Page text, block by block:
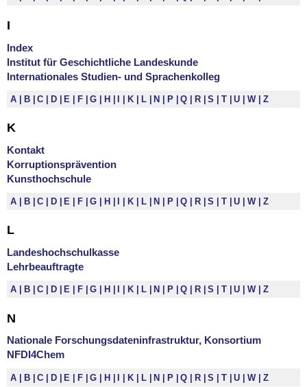
I
Index
Institut für Geschichtliche Landeskunde
Internationales Studien- und Sprachenkolleg
A B C D E F G H I K L N P Q R S T U W Z
K
Kontakt
Korruptionsprävention
Kunsthochschule
A B C D E F G H K L N P Q R S T U W Z
L
Landeshochschulkasse
Lehrbeauftragte
A B C D E F G H K L N P Q R S T U W Z
N
Nationale Forschungsdateninfrastruktur, Konsortium
NFDI4Chem
A B C D E F G H I K L N P Q R S T U W Z